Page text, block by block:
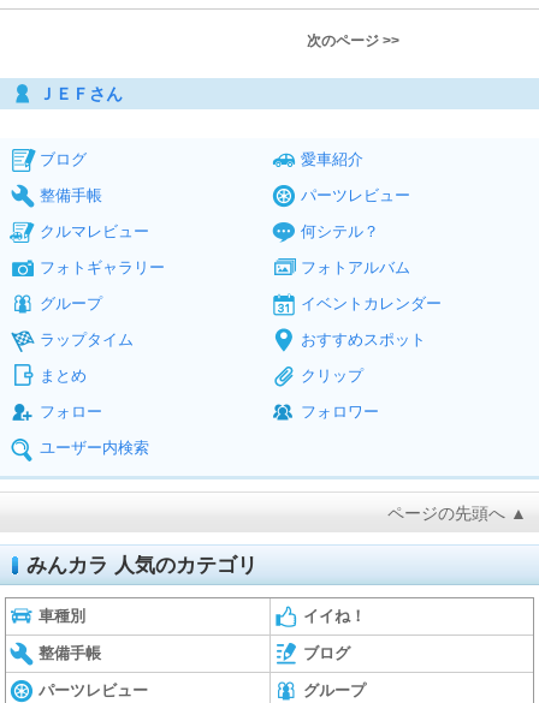
次のページ >>
ＪＥＦさん
ブログ
愛車紹介
整備手帳
パーツレビュー
クルマレビュー
何シテル？
フォトギャラリー
フォトアルバム
グループ
イベントカレンダー
ラップタイム
おすすめスポット
まとめ
クリップ
フォロー
フォロワー
ユーザー内検索
ページの先頭へ ▲
みんカラ 人気のカテゴリ
車種別 イイね！
整備手帳 ブログ
パーツレビュー グループ